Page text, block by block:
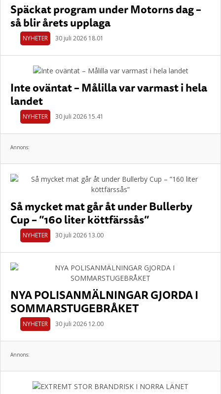
Späckat program under Motorns dag –
så blir årets upplaga
NYHETER 30 juli 2026 18.01
Inte oväntat – Målilla var varmast i hela
landet
NYHETER 30 juli 2026 15.41
Annons:
Så mycket mat går åt under Bullerby
Cup – ”160 liter köttfärssås”
NYHETER 30 juli 2026 13.00
NYA POLISANMÄLNINGAR GJORDA I
SOMMARSTUGEBRÅKET
NYHETER 30 juli 2026 12.00
Annons: